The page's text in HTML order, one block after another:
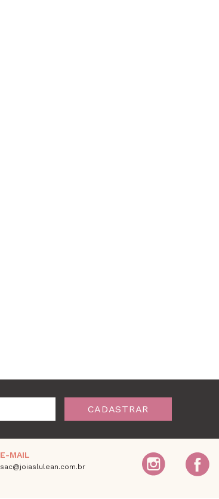
CADASTRAR
E-MAIL
sac@joiaslulean.com.br